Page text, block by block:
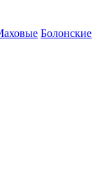
Болонские